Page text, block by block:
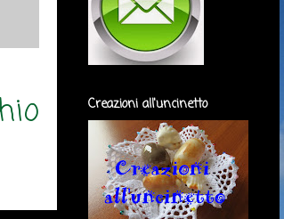
Creazioni all'uncinetto